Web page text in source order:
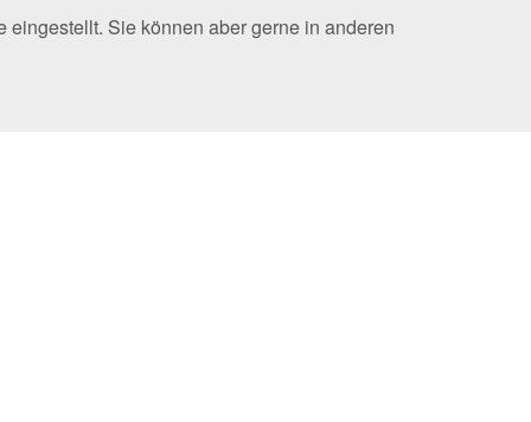
Sie können aber gerne in anderen